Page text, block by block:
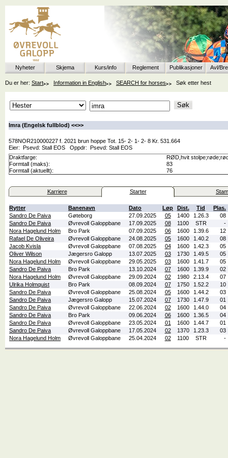
Nyheter Skjema Kurs/info Reglement Publikasjoner Avl/
Du er her: Start Information in English SEARCH for horses Søk etter hest
Imra (Engelsk fullblod) <<>>
578NOR210000227 f. 2021 brun hoppe Tot. 15- 2- 1- 2- 8 Kr. 531.664
Eier: Psevd: Stall EOS Oppdr: Psevd: Stall EOS
Draktfarge:
RØD,hvit
Formtall (maks):
83
Formtall (aktuellt):
76
Karriere Starter
Rytter Banenavn Dato Løp Dist. Tid
Plas.
Sandro De Paiva
Gøteborg 27.09.2025 05 1400 1.26.3
08
Sandro De Paiva
Øvrevoll Galoppbane 17.09.2025 08 1100 STR
-
Nora Hagelund Holm
Bro Park 07.09.2025 06 1600 1.39.6
12
Rafael De Oliveira
Øvrevoll Galoppbane 24.08.2025 05 1600 1.40.2
08
Jacob Kvisla
Øvrevoll Galoppbane 07.08.2025 04 1600 1.42.3
05
Oliver Wilson
Jægersro Galopp 13.07.2025 03 1730 1.49.5
05
Nora Hagelund Holm
Øvrevoll Galoppbane 29.05.2025 03 1600 1.41.7
05
Sandro De Paiva
Bro Park 13.10.2024 07 1600 1.39.9
02
Nora Hagelund Holm
Øvrevoll Galoppbane 29.09.2024 02 1980 2.13.4
07
Ulrika Holmquist
Bro Park 08.09.2024 07 1750 1.52.2
10
Sandro De Paiva
Øvrevoll Galoppbane 25.08.2024 05 1600 1.44.2
03
Sandro De Paiva
Jægersro Galopp 15.07.2024 07 1730 1.47.9
01
Sandro De Paiva
Øvrevoll Galoppbane 22.06.2024 02 1600 1.44.0
04
Sandro De Paiva
Bro Park 09.06.2024 06 1600 1.36.5
04
Sandro De Paiva
Øvrevoll Galoppbane 23.05.2024 01 1600 1.44.7
01
Sandro De Paiva
Øvrevoll Galoppbane 17.05.2024 02 1370 1.23.3
03
Nora Hagelund Holm
Øvrevoll Galoppbane 25.04.2024 02 1100 STR -